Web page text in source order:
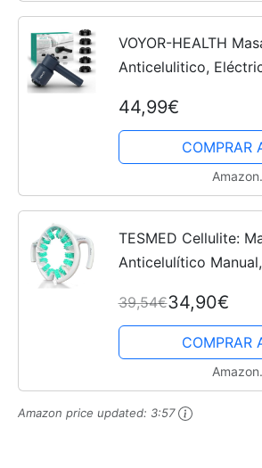
VOYOR-HEALTH
Anticelulitico,
Cuerpo Completo,
Relajación Muscular
44,99€
COMPRAR
TESMED Cellulite:
Anticelulítico
Patentado, Rodillo
Reductor para
39,54€34,90€
COMPRAR
Amazon price updated: 3:57